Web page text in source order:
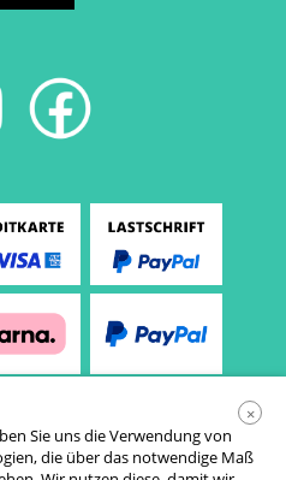
×
Sie uns die Verwendung von
die über das notwendige Maß